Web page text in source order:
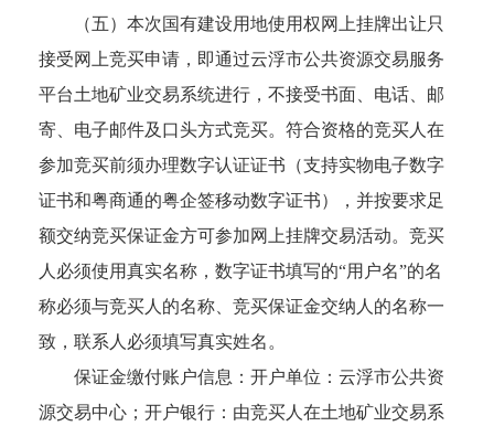
（五）本次国有建设用地使用权网上挂牌出让只
接受网上竞买申请，即通过云浮市公共资源交易服务
平台土地矿业交易系统进行，不接受书面、电话、邮
寄、电子邮件及口头方式竞买。符合资格的竞买人在
参加竞买前须办理数字认证证书（支持实物电子数字
证书和粤商通的粤企签移动数字证书），并按要求足
额交纳竞买保证金方可参加网上挂牌交易活动。竞买
人必须使用真实名称，数字证书填写的“用户名”的名
称必须与竞买人的名称、竞买保证金交纳人的名称一
致，联系人必须填写真实姓名。
保证金缴付账户信息：开户单位：云浮市公共资
源交易中心；开户银行：由竞买人在土地矿业交易系